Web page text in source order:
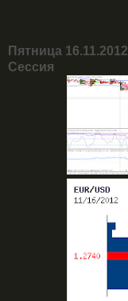
Пятница 16.11.2012
Сессия